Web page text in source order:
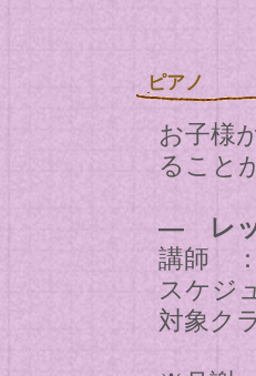
ピアノ
お子様
ること
― レ
講師
スケジ
対象ク